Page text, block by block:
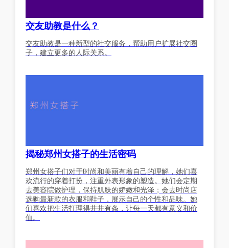
交友助教是什么？
交友助教是一种新型的社交服务，帮助用户扩展社交圈
子，建立更多的人际关系。
揭秘郑州女搭子的生活密码
郑州女搭子们对于时尚和美丽有着自己的理解，她们喜
欢流行的穿着打扮，注重外表形象的塑造。她们会定期
去美容院做护理，保持肌肤的娇嫩和光泽；会去时尚店
选购最新款的衣服和鞋子，展示自己的个性和品味。她
们喜欢把生活打理得井井有条，让每一天都有意义和价
值。